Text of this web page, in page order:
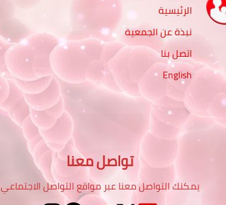
الرئيسية
نبذة عن الجمعية
اتصل بنا
English
تواصل معنا
يمكنك التواصل معنا عبر مواقع التواصل الاجتماعي